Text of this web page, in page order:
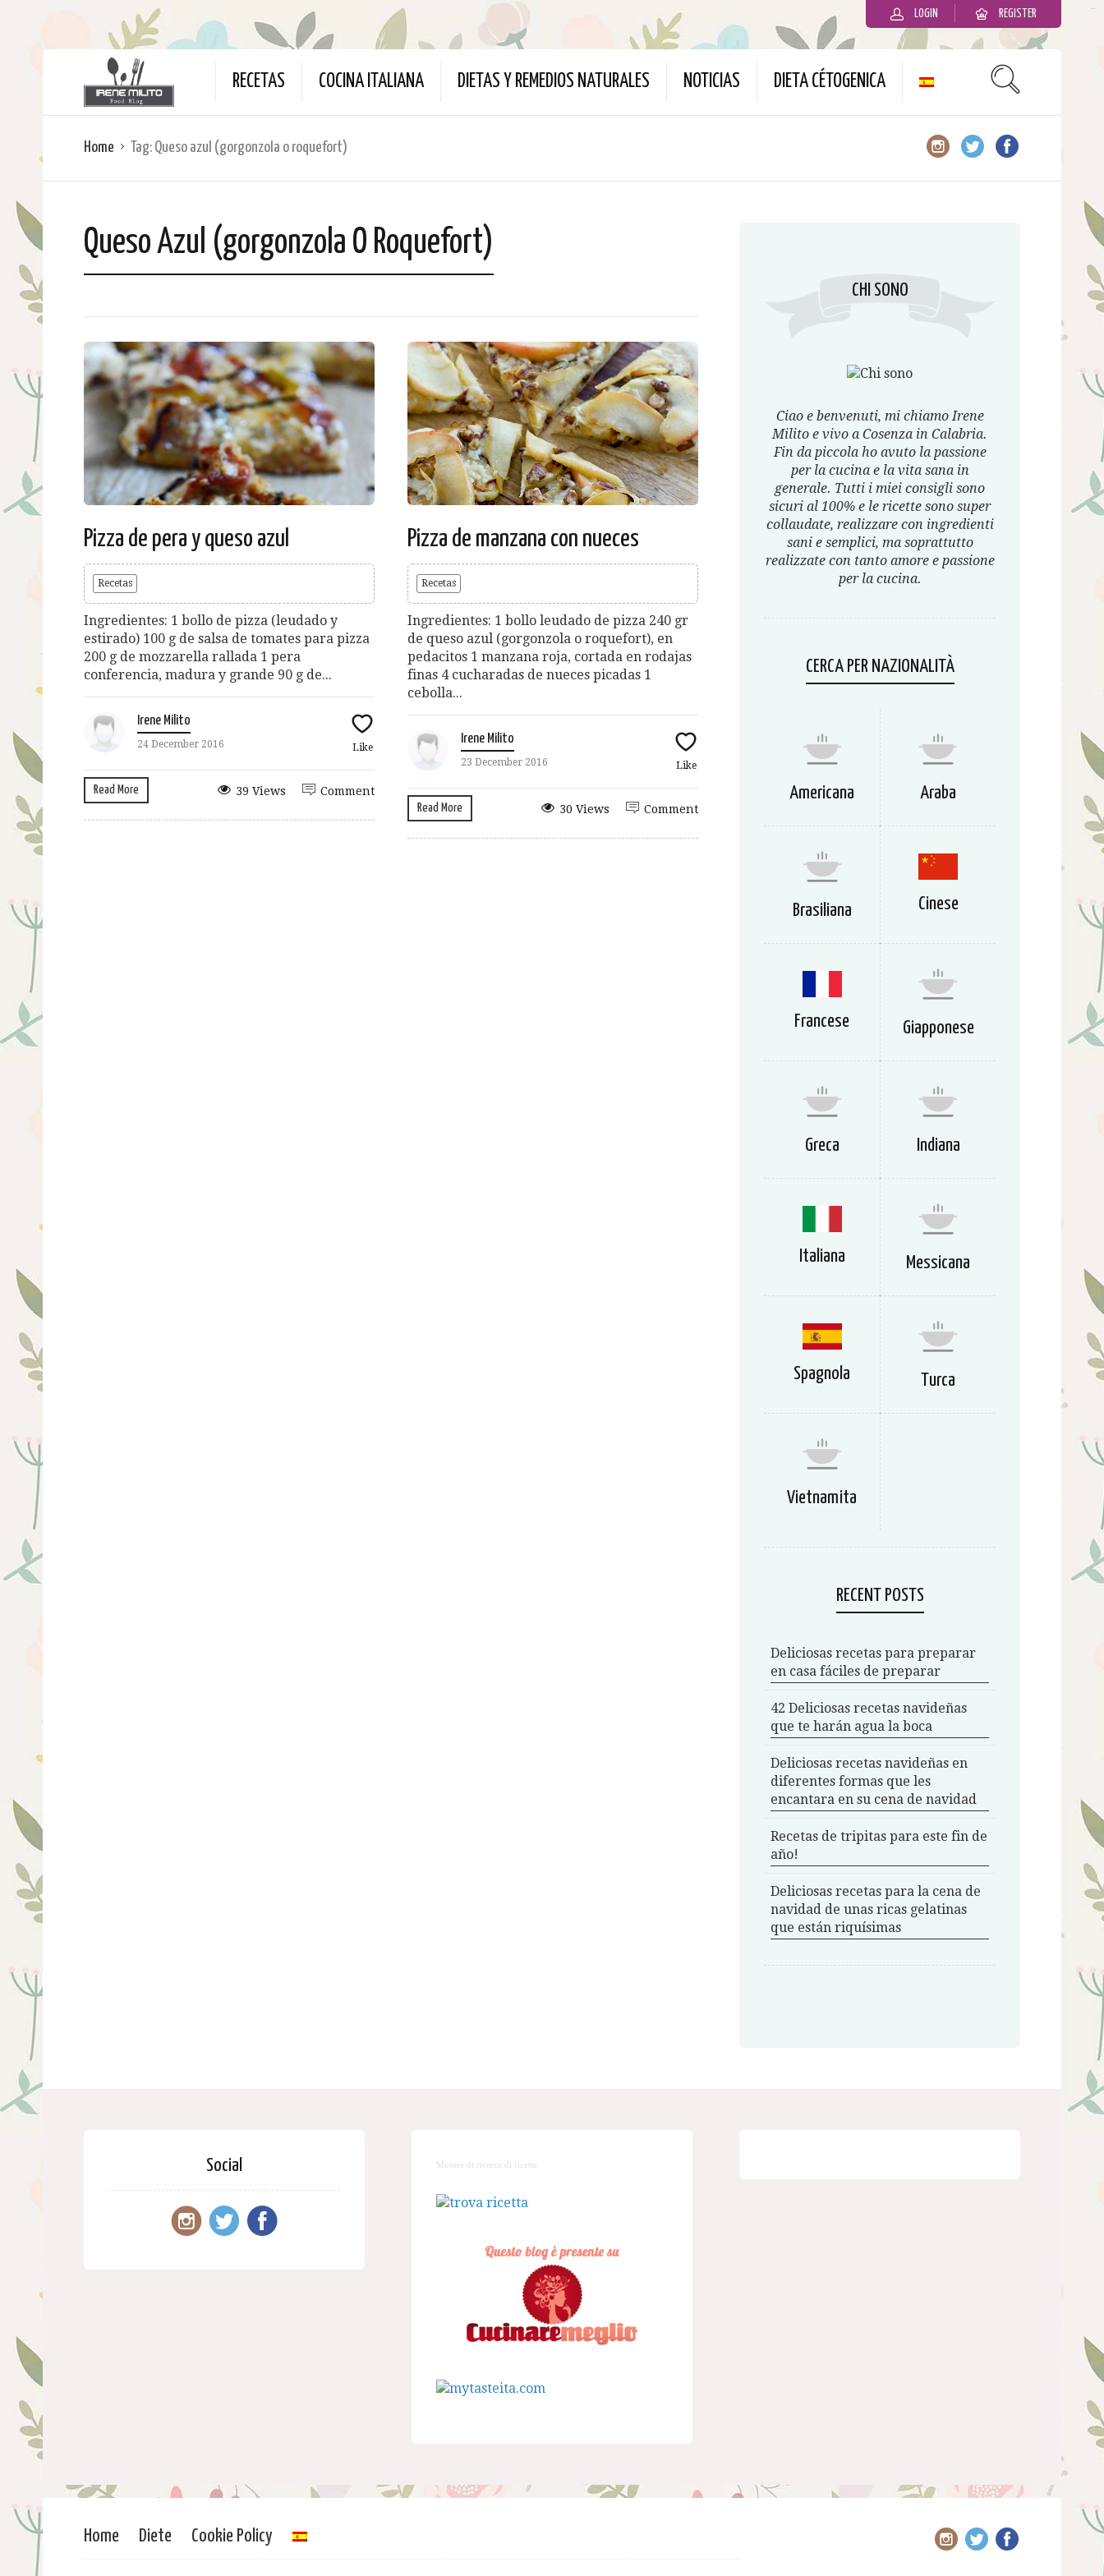
LOGIN REGISTER
RECETAS COCINA ITALIANA DIETAS Y REMEDIOS NATURALES NOTICIAS DIETA CÉTOGENICA
Home Tag: Queso azul (gorgonzola o roquefort)
Queso Azul (gorgonzola O Roquefort)
Pizza de pera y queso azul
Recetas
Ingredientes: 1 bollo de pizza (leudado y
estirado) 100 g de salsa de tomates para pizza
200 g de mozzarella rallada 1 pera
conferencia, madura y grande 90 g de...
Irene Milito
24 December 2016 Like
Read More Comment
39 Views
Pizza de manzana con nueces
Recetas
Ingredientes: 1 bollo leudado de pizza 240 gr
de queso azul (gorgonzola o roquefort), en
pedacitos 1 manzana roja, cortada en rodajas
finas 4 cucharadas de nueces picadas 1
cebolla...
Irene Milito
23 December 2016 Like
Read More Comment
30 Views
CHI SONO
Ciao e benvenuti, mi chiamo Irene
Milito e vivo a Cosenza in Calabria.
Fin da piccola ho avuto la passione
per la cucina e la vita sana in
generale. Tutti i miei consigli sono
sicuri al 100% e le ricette sono super
collaudate, realizzare con ingredienti
sani e semplici, ma soprattutto
realizzate con tanto amore e passione
per la cucina.
CERCA PER NAZIONALITÀ
Americana Araba
Brasiliana Cinese
Francese Giapponese
Greca Indiana
Italiana Messicana
Spagnola Turca
Vietnamita
RECENT POSTS
Deliciosas recetas para preparar
en casa fáciles de preparar
42 Deliciosas recetas navideñas
que te harán agua la boca
Deliciosas recetas navideñas en
diferentes formas que les
encantara en su cena de navidad
Recetas de tripitas para este fin de
año!
Deliciosas recetas para la cena de
navidad de unas ricas gelatinas
que están riquísimas
Social Motore di ricerca di ricette
Home Diete Cookie Policy